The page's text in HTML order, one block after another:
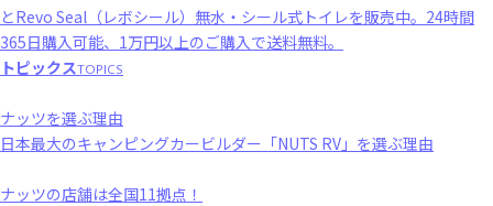
トピックスTOPICS
ナッツを選ぶ理由
日本最大のキャンピングカービルダー「NUTS RV」を選ぶ理由
ナッツの店舗は全国11拠点！